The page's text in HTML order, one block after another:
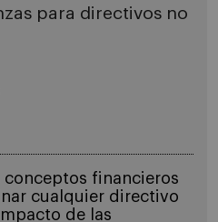
para directivos no
conceptos financieros
cualquier directivo
de las